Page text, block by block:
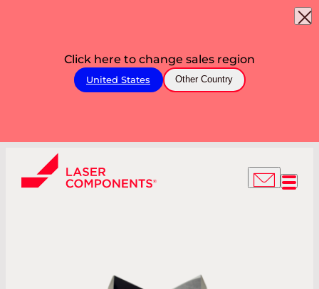
Click here to change sales region
United States Other Country